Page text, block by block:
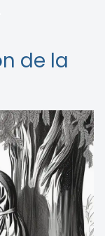
de la